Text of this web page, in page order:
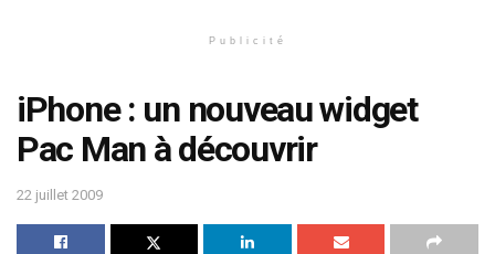
Publicité
iPhone : un nouveau widget
Pac Man à découvrir
22 juillet 2009